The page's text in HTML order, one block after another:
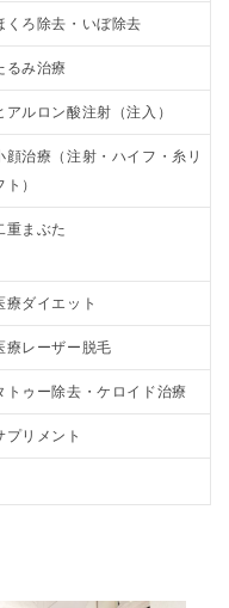
くろ除去・いぼ除去
るみ治療
アルロン酸注射（注入）
顔治療（注射・ハイフ・糸リ
ト）
重まぶた
療ダイエット
療レーザー脱毛
トゥー除去・ケロイド治療
プリメント